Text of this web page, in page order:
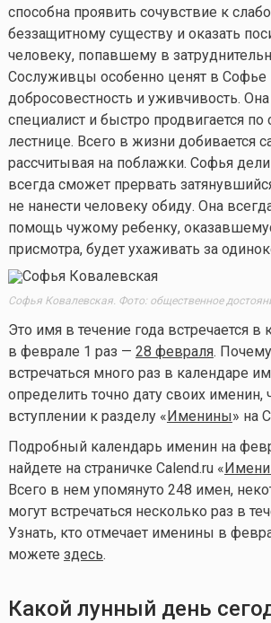
способна проявить сочувствие к
беззащитному существу и оказать
человеку, попавшему в
Сослуживцы особенно ценят в Софье
добросовестность и уживчивость.
специалист и быстро продвигается
лестнице. Всего в жизни добивается
рассчитывая на поблажки. Софья
всегда сможет прервать
не нанести человеку обиду. Она
помощь чужому ребенку,
присмотра, будет ухаживать за
Софья Ковалевская. Фото: общественное
Это имя в течение года встречается в
в феврале 1 раз — 28 февраля.
встречаться много раз в календаре
определить точно дату своих именин,
вступлении к разделу « Именины» на
Подробный календарь именин на
найдете на страничке Calend.ru «
Всего в нем упомянуто 248 имен,
могут встречаться несколько раз в
Узнать, кто отмечает именины в
можете здесь.
Какой лунный день